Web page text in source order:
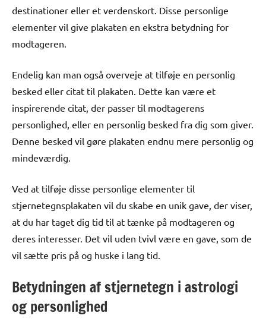
destinationer eller et verdenskort. Disse personlige
elementer vil give plakaten en ekstra betydning for
modtageren.
Endelig kan man også overveje at tilføje en personlig
besked eller citat til plakaten. Dette kan være et
inspirerende citat, der passer til modtagerens
personlighed, eller en personlig besked fra dig som giver.
Denne besked vil gøre plakaten endnu mere personlig og
mindeværdig.
Ved at tilføje disse personlige elementer til
stjernetegnsplakaten vil du skabe en unik gave, der viser,
at du har taget dig tid til at tænke på modtageren og
deres interesser. Det vil uden tvivl være en gave, som de
vil sætte pris på og huske i lang tid.
Betydningen af stjernetegn i astrologi
og personlighed